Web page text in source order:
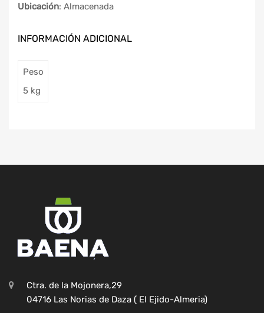
Ubicación: Almacenada
INFORMACIÓN ADICIONAL
Peso
5 kg
Ctra. de la Mojonera,29
04716 Las Norias de Daza ( El Ejido-Almeria)